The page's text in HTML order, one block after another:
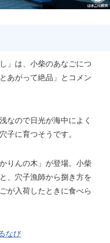
」は、小柴のあなごにつ
あがって絶品」とコメン
なので日光が海中によく
子に育つそうです。
りんの木」が登場。小柴
、穴子漁師から捌き方を
が入荷したときに食べら
なび